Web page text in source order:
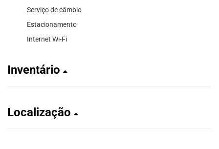
Serviço de câmbio
Estacionamento
Internet Wi-Fi
Inventário
Localização